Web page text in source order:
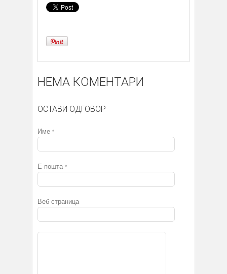
НЕМА КОМЕНТАРИ
ОСТАВИ ОДГОВОР
Име *
Е-пошта *
Веб страница